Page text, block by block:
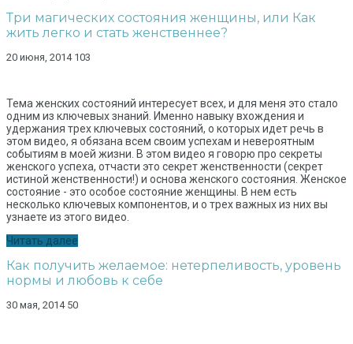
Три магических состояния женщины, или Как
жить легко и стать женственнее?
20 июня, 2014 103
Тема женских состояний интересует всех, и для меня это стало
одним из ключевых знаний. Именно навыку вхождения и
удержания трех ключевых состояний, о которых идет речь в
этом видео, я обязана всем своим успехам и невероятным
событиям в моей жизни. В этом видео я говорю про секреты
женского успеха, отчасти это секрет женственности (секрет
истиной женственности!) и основа женского состояния. Женское
состояние - это особое состояние женщины. В нем есть
несколько ключевых компонентов, и о трех важных из них вы
узнаете из этого видео.
Читать далее
Как получить желаемое: нетерпеливость, уровень
нормы и любовь к себе
30 мая, 2014 50